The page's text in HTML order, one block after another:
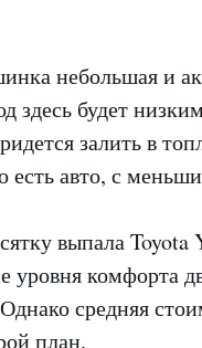
небольшая и
здесь будет
залить в
авто, с
выпала
уровня комфорта
средняя
план.